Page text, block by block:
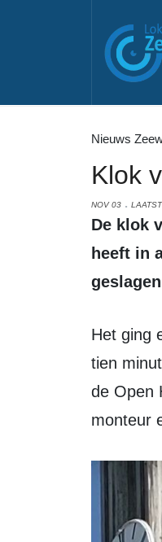
Nieuws
Klok
NOV 03
De klok van de Open Haven geeft weer niet de goede tijd aan. De kerkklok
heeft in
Het ging een paar maanden goed, maar naar nu blijkt, loopt de torenklok weer
tien
de Open
monteur